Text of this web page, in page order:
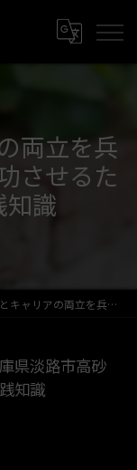
両立を兵
させるた
知識
庫県淡路市高砂市で成功させるために知るべき実践知識
県淡路市高砂
知識